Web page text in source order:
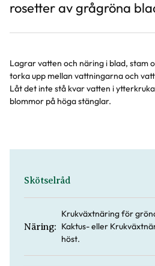
rosetter av grågröna
Lagrar vatten och näring i blad, stam
torka upp mellan vattningarna och
Låt det inte stå kvar vatten i
blommor på höga stänglar.
Skötselråd
Näring:
Krukväxtnäring för
Kaktus- eller
höst.